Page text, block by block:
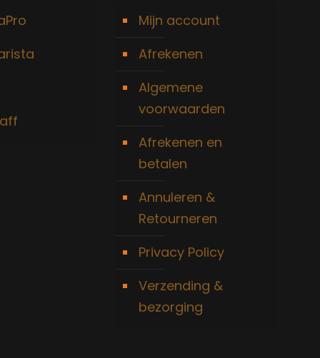
Mijn account
Afrekenen
Algemene
voorwaarden
Afrekenen en
betalen
Annuleren &
Retourneren
Privacy Policy
Verzending &
bezorging